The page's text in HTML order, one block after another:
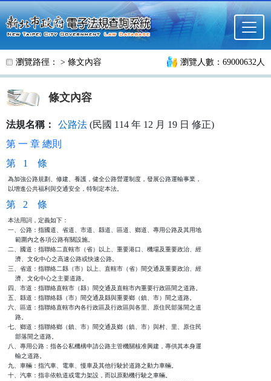
跳至主要內容
瀏覽路徑： > 條文內容 瀏覽人數：69000632人
條文內容
法規名稱： 公路法 (民國 114 年 12 月 19 日 修正)
第 一 章 總則
第 1 條
為加強公路規劃、修建、養護，健全公路營運制度，發展公路運輸事業，
以增進公共福利與交通安全，特制定本法。
第 2 條
本法用詞，定義如下：
一、公路：指國道、省道、市道、縣道、區道、鄉道、專用公路及其用地
    範圍內之各項公路有關設施。
二、國道：指聯絡二直轄市（省）以上、重要港口、機場及重要政治、經
    濟、文化中心之高速公路或快速公路。
三、省道：指聯絡二縣（市）以上、直轄市（省）間交通及重要政治、經
    濟、文化中心之主要道路。
四、市道：指聯絡直轄市（縣）間交通及直轄市內重要行政區間之道路。
五、縣道：指聯絡縣（市）間交通及縣與重要鄉（鎮、市）間之道路。
六、區道：指聯絡直轄市內各行政區及行政區與各里、原住民部落間之道
    路。
七、鄉道：指聯絡鄉（鎮、市）間交通及鄉（鎮、市）與村、里、原住民
    部落間之道路。
八、專用公路：指各公私機構申請公路主管機關核准興建，專供其本身運
    輸之道路。
九、車輛：指汽車、電車、慢車及其他行駛於道路之動力車輛。
十、汽車：指非依軌道或電力架設，而以原動機行駛之車輛。